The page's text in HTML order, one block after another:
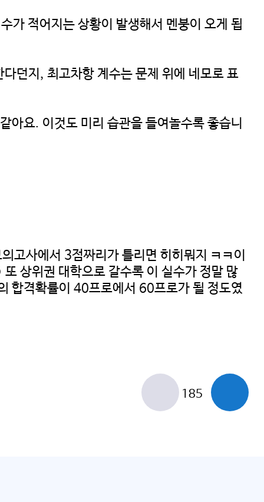
가 적어지는 상황이 발생해서 멘붕이 오게 됩
던지, 최고차항 계수는 문제 위에 네모로 표
아요. 이것도 미리 습관을 들여놀수록 좋습니
고사에서 3점짜리가 틀리면 히히뭐지 ㅋㅋ이
상위권 대학으로 갈수록 이 실수가 정말 많
합격확률이 40프로에서 60프로가 될 정도였
185